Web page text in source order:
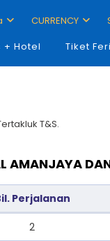
CURRENCY
+ Hotel Tiket Feri
T&S.
AMANJAYA
Perjalanan
2